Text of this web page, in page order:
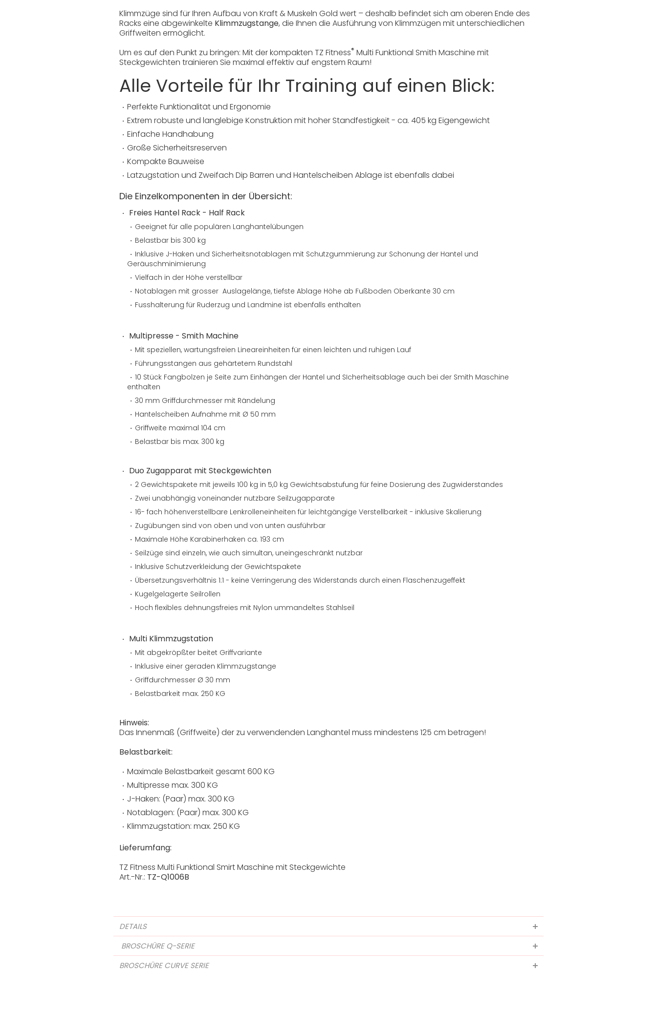
Klimmzüge sind für Ihren Aufbau von Kraft & Muskeln Gold wert – deshalb befindet sich am oberen Ende des
Racks eine abgewinkelte Klimmzugstange, die Ihnen die Ausführung von Klimmzügen mit unterschiedlichen
Griffweiten ermöglicht.
Um es auf den Punkt zu bringen: Mit der kompakten TZ Fitness® Multi Funktional Smith Maschine mit
Steckgewichten trainieren Sie maximal effektiv auf engstem Raum!
Alle Vorteile für Ihr Training auf einen Blick:
Perfekte Funktionalität und Ergonomie
Extrem robuste und langlebige Konstruktion mit hoher Standfestigkeit - ca. 405 kg Eigengewicht
Einfache Handhabung
Große Sicherheitsreserven
Kompakte Bauweise
Latzugstation und Zweifach Dip Barren und Hantelscheiben Ablage ist ebenfalls dabei
Die Einzelkomponenten in der Übersicht:
Freies Hantel Rack - Half Rack
Geeignet für alle populären Langhantelübungen
Belastbar bis 300 kg
Inklusive J-Haken und Sicherheitsnotablagen mit Schutzgummierung zur Schonung der Hantel und
Geräuschminimierung
Vielfach in der Höhe verstellbar
Notablagen mit grosser Auslagelänge, tiefste Ablage Höhe ab Fußboden Oberkante 30 cm
Fusshalterung für Ruderzug und Landmine ist ebenfalls enthalten
Multipresse - Smith Machine
Mit speziellen, wartungsfreien Lineareinheiten für einen leichten und ruhigen Lauf
Führungsstangen aus gehärtetem Rundstahl
10 Stück Fangbolzen je Seite zum Einhängen der Hantel und SIcherheitsablage auch bei der Smith Maschine
enthalten
30 mm Griffdurchmesser mit Rändelung
Hantelscheiben Aufnahme mit Ø 50 mm
Griffweite maximal 104 cm
Belastbar bis max. 300 kg
Duo Zugapparat mit Steckgewichten
2 Gewichtspakete mit jeweils 100 kg in 5,0 kg Gewichtsabstufung für feine Dosierung des Zugwiderstandes
Zwei unabhängig voneinander nutzbare Seilzugapparate
16- fach höhenverstellbare Lenkrolleneinheiten für leichtgängige Verstellbarkeit - inklusive Skalierung
Zugübungen sind von oben und von unten ausführbar
Maximale Höhe Karabinerhaken ca. 193 cm
Seilzüge sind einzeln, wie auch simultan, uneingeschränkt nutzbar
Inklusive Schutzverkleidung der Gewichtspakete
Übersetzungsverhältnis 1:1 - keine Verringerung des Widerstands durch einen Flaschenzugeffekt
Kugelgelagerte Seilrollen
Hoch flexibles dehnungsfreies mit Nylon ummandeltes Stahlseil
Multi Klimmzugstation
Mit abgekröpßter beitet Griffvariante
Inklusive einer geraden Klimmzugstange
Griffdurchmesser Ø 30 mm
Belastbarkeit max. 250 KG
Hinweis:
Das Innenmaß (Griffweite) der zu verwendenden Langhantel muss mindestens 125 cm betragen!
Belastbarkeit:
Maximale Belastbarkeit gesamt 600 KG
Multipresse max. 300 KG
J-Haken: (Paar) max. 300 KG
Notablagen: (Paar) max. 300 KG
Klimmzugstation: max. 250 KG
Lieferumfang:
TZ Fitness Multi Funktional Smirt Maschine mit Steckgewichte
Art.-Nr.: TZ-Q1006B
DETAILS
BROSCHÜRE Q-SERIE
BROSCHÜRE CURVE SERIE